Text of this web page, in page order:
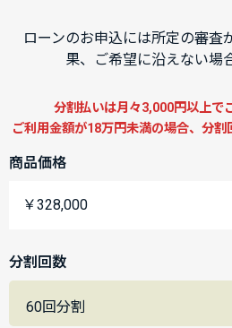
ローンのお申込には所定の審査
果、ご希望に沿えない場
分割払いは月々3,000円以上で
ご利用金額が18万円未満の場合、分割
商品価格
￥328,000
分割回数